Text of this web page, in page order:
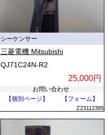
シーケンサー
三菱電機 Mitsubishi
QJ71C24N-R2
25,000円
お問い合わせ
【個別ページ】
【フォーム】
Z23112385